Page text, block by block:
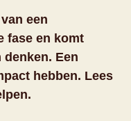
een
fase en komt
Een
hebben. Lees